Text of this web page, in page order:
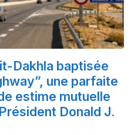
Dakhla baptisée
une parfaite
estime mutuelle
Donald J.